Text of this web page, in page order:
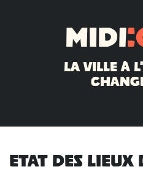
Midi
La ville à
Etat des lieux